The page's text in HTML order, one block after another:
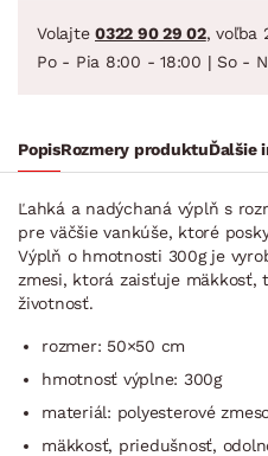
Volajte 0322 90 29 02, voľba
Po - Pia 8:00 - 18:00 | So -
PopisRozmery produktuĎalšie
Ľahká a nadýchaná výplň s
pre väčšie vankúše, ktoré
Výplň o hmotnosti 300g je
zmesi, ktorá zaisťuje mäkkosť,
životnosť.
rozmer: 50×50 cm
hmotnosť výplne: 300g
materiál: polyesterové
mäkkosť, priedušnosť,